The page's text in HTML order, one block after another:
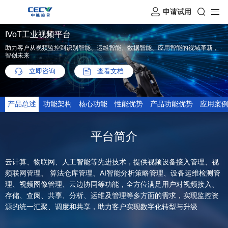
申请试用
IVoT工业视频平台
助力客户从视频监控到识别智能、运维智能、数据智能、应用智能的视域革新，
智创未来
立即咨询 查看文档
产品总述 功能架构 核心功能 性能优势 产品功能优势 应用案例
平台简介
云计算、物联网、人工智能等先进技术，提供视频设备接入管理、视
频联网管理、 算法仓库管理、AI智能分析策略管理、设备运维检测管
理、视频图像管理、云边协同等功能，全方位满足用户对视频接入、
存储、查阅、共享、分析、运维及管理等多方面的需求，实现监控资
源的统一汇聚、调度和共享，助力客户实现数字化转型与升级